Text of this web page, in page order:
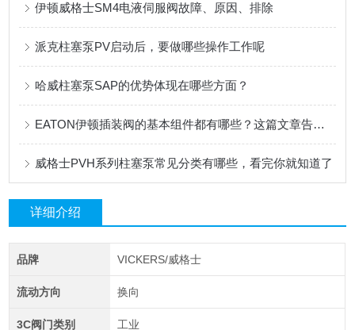
伊顿威格士SM4电液伺服阀故障、原因、排除
派克柱塞泵PV启动后，要做哪些操作工作呢
哈威柱塞泵SAP的优势体现在哪些方面？
EATON伊顿插装阀的基本组件都有哪些？这篇文章告诉你
威格士PVH系列柱塞泵常见分类有哪些，看完你就知道了
详细介绍
品牌 VICKERS/威格士
流动方向 换向
3C阀门类别 工业